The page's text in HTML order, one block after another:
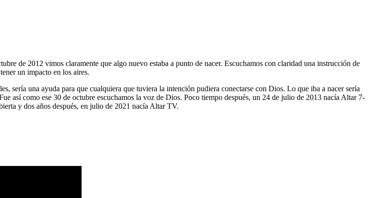
de 2012 vimos claramente que algo nuevo estaba a punto de nacer. Escuchamos con claridad una instrucción de
un impacto en los aires.
sería una ayuda para que cualquiera que tuviera la intención pudiera conectarse con Dios. Lo que iba a nacer sería
así como ese 30 de octubre escuchamos la voz de Dios. Poco tiempo después, un 24 de julio de 2013 nacía Altar 7-
y dos años después, en julio de 2021 nacía Altar TV.